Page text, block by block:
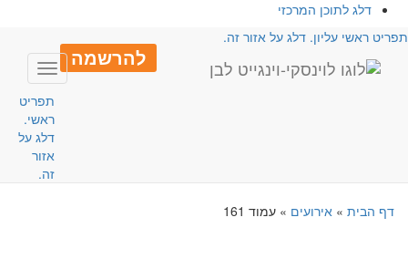
דלג לתוכן המרכזי
ראשי עליון. דלג על אזור זה.
להרשמה
Toggle
תפריט
ראשי.
דלג על
אזור
זה.
דף הבית» אירועים» עמוד 161